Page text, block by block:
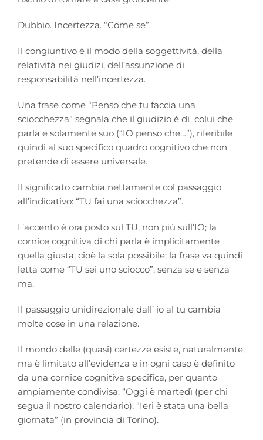
Dubbio. Incertezza. “Come se”.
Il congiuntivo è il modo della soggettività, della
relatività nei giudizi, dell’assunzione di
responsabilità nell’incertezza.
Una frase come “Penso che tu faccia una
sciocchezza” segnala che il giudizio è di colui che
parla e solamente suo (“IO penso che…”), riferibile
quindi al suo specifico quadro cognitivo che non
pretende di essere universale.
Il significato cambia nettamente col passaggio
all’indicativo: “TU fai una sciocchezza”.
L’accento è ora posto sul TU, non più sull’IO; la
cornice cognitiva di chi parla è implicitamente
quella giusta, cioè la sola possibile; la frase va quindi
letta come “TU sei uno sciocco”, senza se e senza
ma.
Il passaggio unidirezionale dall’ io al tu cambia
molte cose in una relazione.
Il mondo delle (quasi) certezze esiste, naturalmente,
ma è limitato all’evidenza e in ogni caso è definito
da una cornice cognitiva specifica, per quanto
ampiamente condivisa: “Oggi è martedì (per chi
segua il nostro calendario); “Ieri è stata una bella
giornata” (in provincia di Torino).